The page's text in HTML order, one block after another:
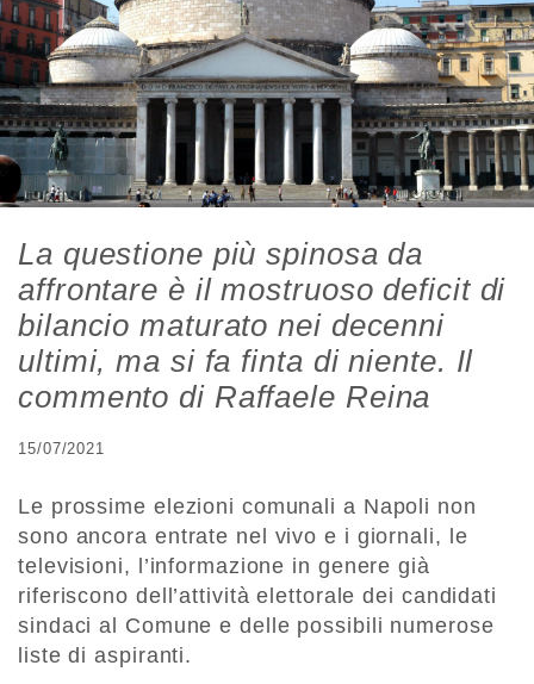
La questione più spinosa da
affrontare è il mostruoso deficit di
bilancio maturato nei decenni
ultimi, ma si fa finta di niente. Il
commento di Raffaele Reina
15/07/2021
Le prossime elezioni comunali a Napoli non
sono ancora entrate nel vivo e i giornali, le
televisioni, l’informazione in genere già
riferiscono dell’attività elettorale dei candidati
sindaci al Comune e delle possibili numerose
liste di aspiranti.